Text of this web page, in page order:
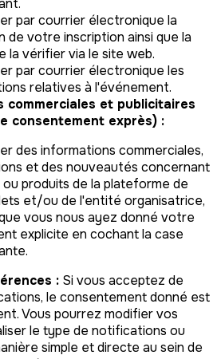
par courrier électronique la
de votre inscription ainsi que la
la vérifier via le site web.
par courrier électronique les
relatives à l'événement.
commerciales et publicitaires
consentement exprès) :
des informations commerciales,
et des nouveautés concernant
produits de la plateforme de
et/ou de l'entité organisatrice,
vous nous ayez donné votre
explicite en cochant la case
: Si vous acceptez de
le consentement donné est
Vous pourrez modifier vos
le type de notifications ou
simple et directe au sein de